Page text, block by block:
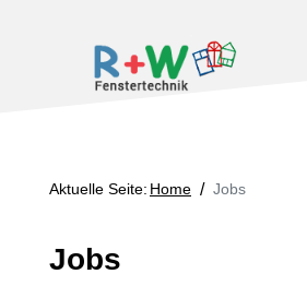
Aktuelle Seite: Home / Jobs
Jobs